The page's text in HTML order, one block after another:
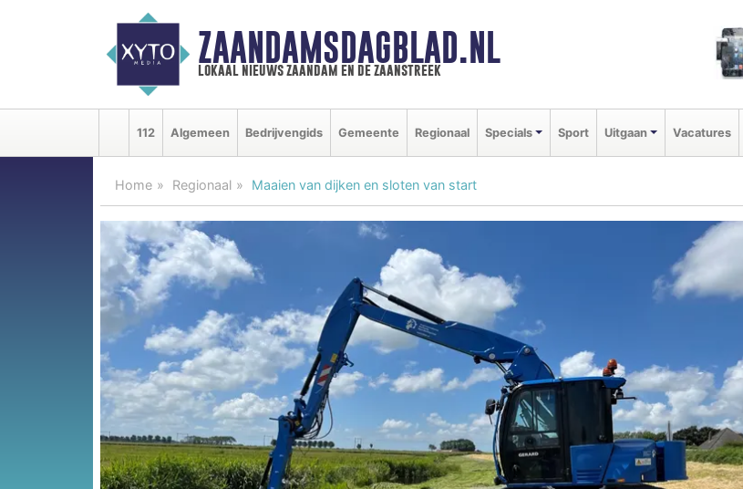
ZAANDAMSDAGBLAD.NL
lokaal nieuws zaandam en de zaanstreek
112 Algemeen Bedrijvengids Gemeente Regionaal Specials Sport Uitgaan Vacatures
Home Regionaal Maaien van dijken en sloten van start